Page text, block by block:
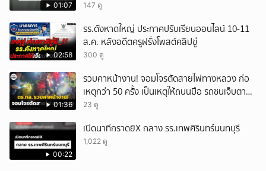
01:07 147 ดู
02:58
รร.ดังหาดใหญ่ ประกาศปรับเรียนออนไลน์ 10-11
ส.ค. หลังอดีตครูฝรั่งโพสต์คลิปขู่
300 ดู
01:36
รวบคาหน้างาน! จอมโจรตัดสายไฟทางหลวง ก่อ
เหตุกว่า 50 ครั้ง เป็นเหตุให้ถนนมือ รถชนเจ็บตาย
หลายสิบราย เสียหายราว 10 ล้าน
23 ดู
00:22
เปิดนาทีกราดยิX กลาง รร.เทพศิรินทร์นนทบุรี
1,022 ดู